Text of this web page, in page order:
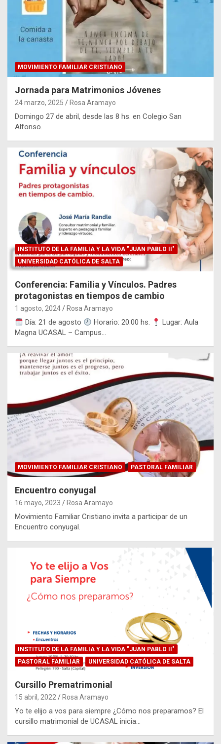
MOVIMIENTO FAMILIAR CRISTIANO
Jornada para Matrimonios Jóvenes
24 marzo, 2025 Rosa Aramayo
Domingo 27 de abril, desde las 8 hs. en Colegio San
Alfonso.
INSTITUTO DE LA FAMILIA Y LA VIDA "JUAN PABLO II"
UNIVERSIDAD CATÓLICA DE SALTA
Conferencia: Familia y Vínculos. Padres
protagonistas en tiempos de cambio
1 agosto, 2024 Rosa Aramayo
Día: 21 de agosto Horario: 20:00 hs.
Lugar: Aula
Magna UCASAL – Campus…
MOVIMIENTO FAMILIAR CRISTIANO PASTORAL FAMILIAR
Encuentro conyugal
16 mayo, 2023 Rosa Aramayo
Movimiento Familiar Cristiano invita a participar de un
Encuentro conyugal.
INSTITUTO DE LA FAMILIA Y LA VIDA "JUAN PABLO II"
PASTORAL FAMILIAR
UNIVERSIDAD CATÓLICA DE SALTA
Cursillo Prematrimonial
15 abril, 2022 Rosa Aramayo
Yo te elijo a vos para siempre ¿Cómo nos preparamos? El
cursillo matrimonial de UCASAL inicia…